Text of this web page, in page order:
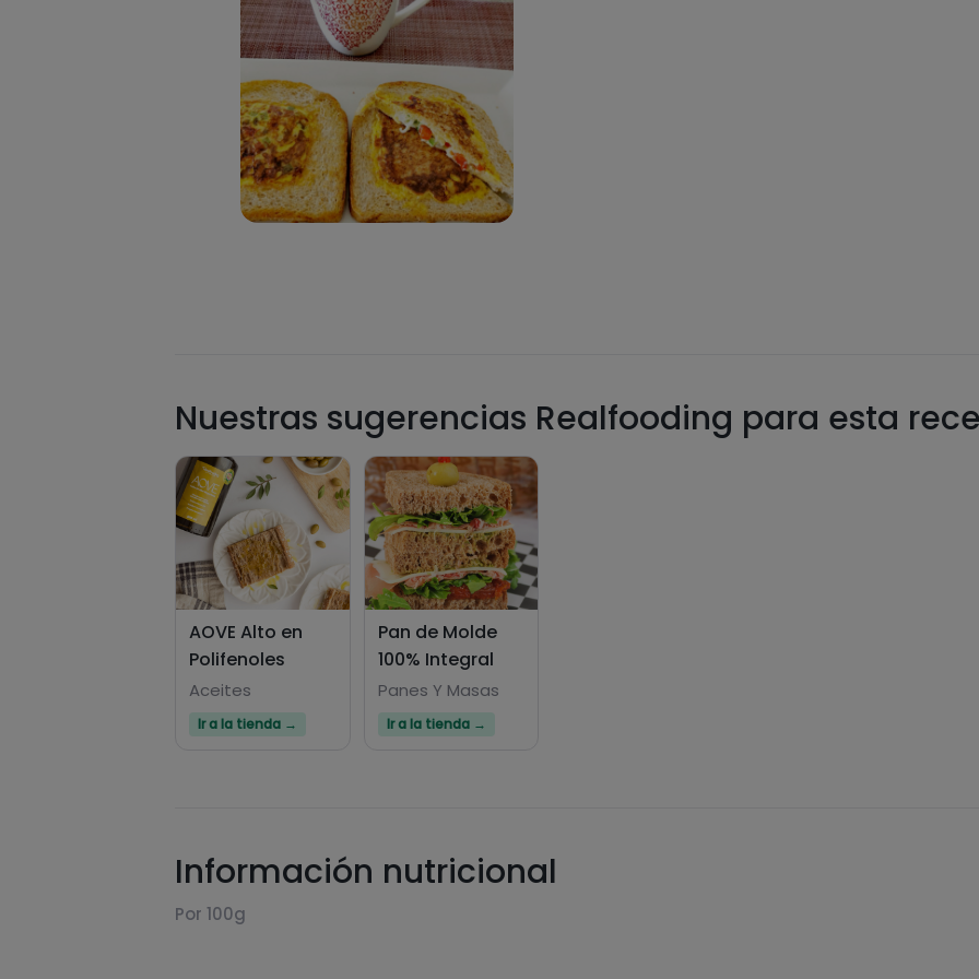
Nuestras sugerencias Realfooding para esta
AOVE Alto en
Polifenoles
Aceites
Ir a la tienda →
Pan de Molde
100% Integral
Panes Y Masas
Ir a la tienda →
Información nutricional
Por 100g